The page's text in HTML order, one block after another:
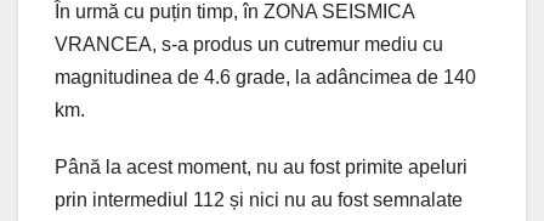
În urmă cu puțin timp, în ZONA SEISMICA
VRANCEA, s-a produs un cutremur mediu cu
magnitudinea de 4.6 grade, la adâncimea de 140
km.
Până la acest moment, nu au fost primite apeluri
prin intermediul 112 și nici nu au fost semnalate